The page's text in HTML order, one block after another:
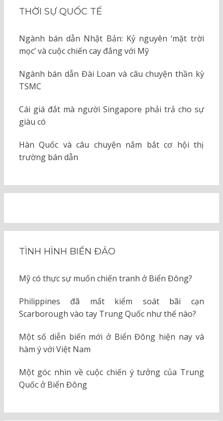
THỜI SỰ QUỐC TẾ
Ngành bán dẫn Nhật Bản: Kỷ nguyên ‘mặt trời
mọc’ và cuộc chiến cay đắng với Mỹ
Ngành bán dẫn Đài Loan và câu chuyện thần kỳ
TSMC
Cái giá đắt mà người Singapore phải trả cho sự
giàu có
Hàn Quốc và câu chuyện nắm bắt cơ hội thị
trường bán dẫn
TÌNH HÌNH BIỂN ĐẢO
Mỹ có thực sự muốn chiến tranh ở Biển Đông?
Philippines đã mất kiểm soát bãi cạn
Scarborough vào tay Trung Quốc như thế nào?
Một số diễn biến mới ở Biển Đông hiện nay và
hàm ý với Việt Nam
Một góc nhìn về cuộc chiến ý tưởng của Trung
Quốc ở Biển Đông